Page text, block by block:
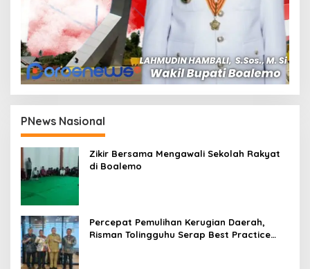
PNews Nasional
Zikir Bersama Mengawali Sekolah Rakyat
di Boalemo
Percepat Pemulihan Kerugian Daerah,
Risman Tolingguhu Serap Best Practice